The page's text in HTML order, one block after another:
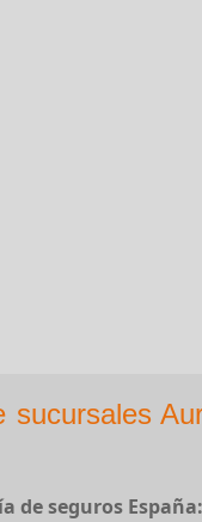
sucursales
de seguros España: